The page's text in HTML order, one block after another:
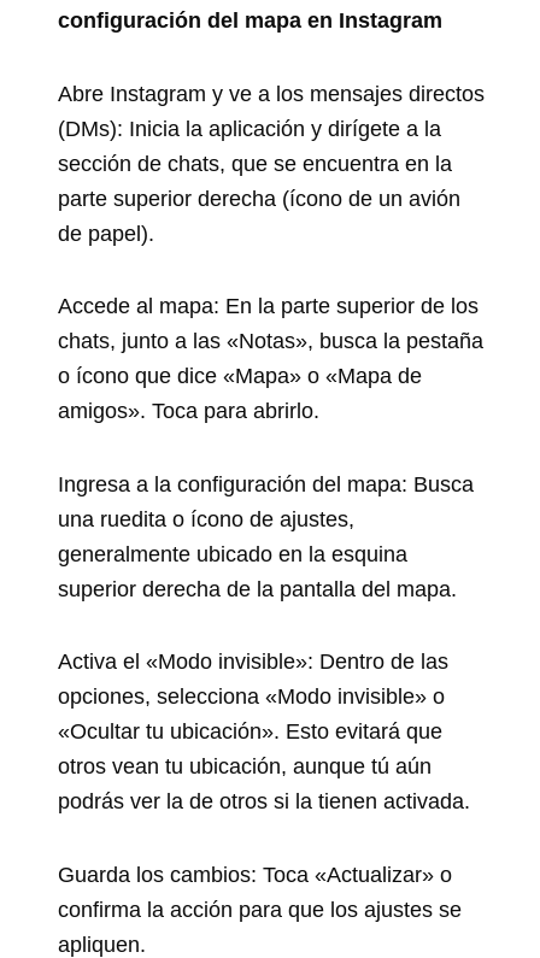
configuración del mapa en Instagram
Abre Instagram y ve a los mensajes directos
(DMs): Inicia la aplicación y dirígete a la
sección de chats, que se encuentra en la
parte superior derecha (ícono de un avión
de papel).
Accede al mapa: En la parte superior de los
chats, junto a las «Notas», busca la pestaña
o ícono que dice «Mapa» o «Mapa de
amigos». Toca para abrirlo.
Ingresa a la configuración del mapa: Busca
una ruedita o ícono de ajustes,
generalmente ubicado en la esquina
superior derecha de la pantalla del mapa.
Activa el «Modo invisible»: Dentro de las
opciones, selecciona «Modo invisible» o
«Ocultar tu ubicación». Esto evitará que
otros vean tu ubicación, aunque tú aún
podrás ver la de otros si la tienen activada.
Guarda los cambios: Toca «Actualizar» o
confirma la acción para que los ajustes se
apliquen.